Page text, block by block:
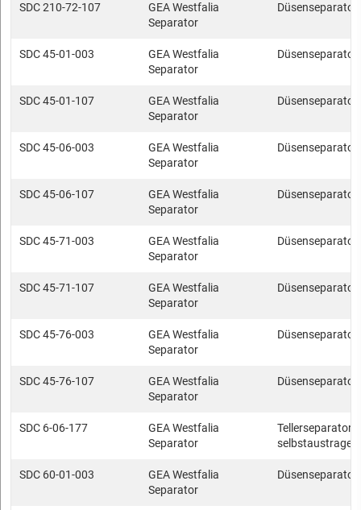
SDC 210-72-107
GEA Westfalia
Separator
SDC 45-01-003
GEA Westfalia
Separator
SDC 45-01-107
GEA Westfalia
Separator
SDC 45-06-003
GEA Westfalia
Separator
SDC 45-06-107
GEA Westfalia
Separator
SDC 45-71-003
GEA Westfalia
Separator
SDC 45-71-107
GEA Westfalia
Separator
SDC 45-76-003
GEA Westfalia
Separator
SDC 45-76-107
GEA Westfalia
Separator
SDC 6-06-177
GEA Westfalia
Separator
SDC 60-01-003
GEA Westfalia
Separator